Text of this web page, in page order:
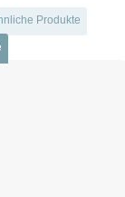
Produkte